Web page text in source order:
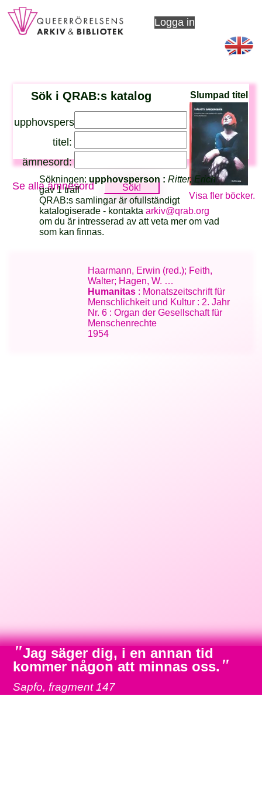
Logga in
Sök i QRAB:s katalog
upphovsperson:
titel:
ämnesord:
Se alla ämnesord
Slumpad titel
Visa fler böcker.
Sökningen: upphovsperson :Ritter, Erich
gav 1 träff
QRAB:s samlingar är ofullständigt
katalogiserade - kontaktaarkiv@qrab.org
om du är intresserad av att veta mer om vad
som kan finnas.
Haarmann, Erwin (red.); Feith,
Walter; Hagen, W. …
Humanitas : Monatszeitschrift für
Menschlichkeit und Kultur : 2. Jahr
Nr. 6 : Organ der Gesellschaft für
Menschenrechte
1954
"Jag säger dig, i en annan tid
kommer någon att minnas oss. "
Sapfo, fragment 147